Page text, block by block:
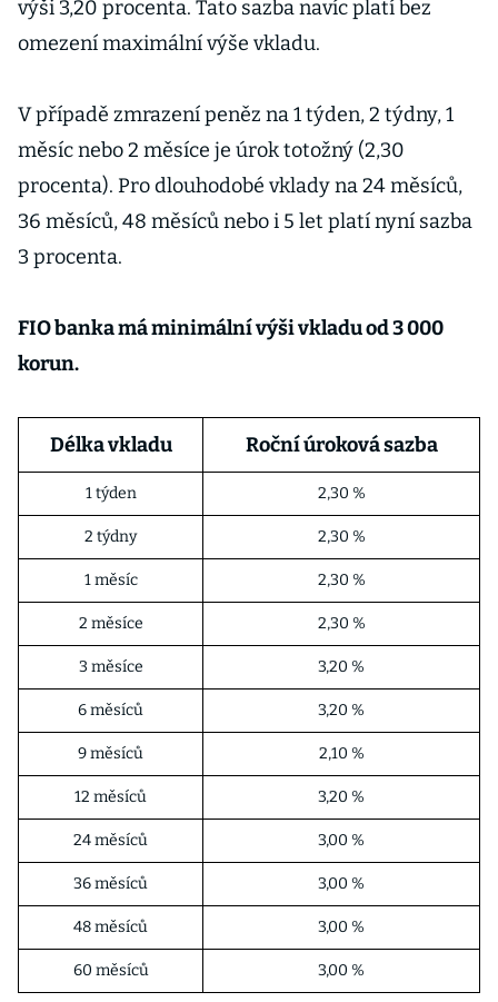
výši 3,20 procenta. Tato sazba navíc platí bez
omezení maximální výše vkladu.
V případě zmrazení peněz na 1 týden, 2 týdny, 1
měsíc nebo 2 měsíce je úrok totožný (2,30
procenta). Pro dlouhodobé vklady na 24 měsíců,
36 měsíců, 48 měsíců nebo i 5 let platí nyní sazba
3 procenta.
FIO banka má minimální výši vkladu od 3 000
korun.
Délka vkladu Roční úroková sazba
1 týden 2,30 %
2 týdny 2,30 %
1 měsíc 2,30 %
2 měsíce 2,30 %
3 měsíce 3,20 %
6 měsíců 3,20 %
9 měsíců 2,10 %
12 měsíců 3,20 %
24 měsíců 3,00 %
36 měsíců 3,00 %
48 měsíců 3,00 %
60 měsíců 3,00 %